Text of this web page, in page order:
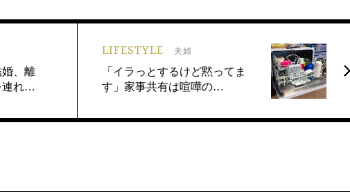
、離
連れ…
LIFESTYLE 夫婦
「イラっとするけど黙ってま
す」家事共有は喧嘩の…